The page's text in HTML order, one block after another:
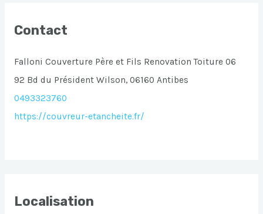
Contact
Falloni Couverture Père et Fils Renovation Toiture 06
92 Bd du Président Wilson, 06160 Antibes
0493323760
https://couvreur-etancheite.fr/
Localisation